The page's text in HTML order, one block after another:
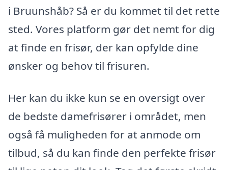
i Bruunshåb? Så er du kommet til det rette
sted. Vores platform gør det nemt for dig
at finde en frisør, der kan opfylde dine
ønsker og behov til frisuren.
Her kan du ikke kun se en oversigt over
de bedste damefrisører i området, men
også få muligheden for at anmode om
tilbud, så du kan finde den perfekte frisør